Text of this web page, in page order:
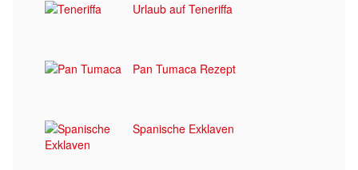
Urlaub auf Teneriffa
Pan Tumaca Rezept
Spanische Exklaven